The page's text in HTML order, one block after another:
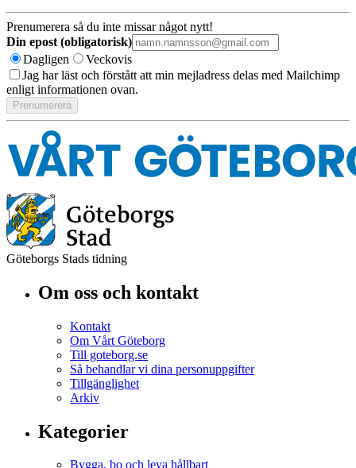
Prenumerera så du inte missar något nytt!
Din epost (obligatorisk)
Dagligen
Veckovis
Jag har läst och förstått att min mejladress delas med Mailchimp
enligt informationen ovan.
Göteborgs Stads tidning
Om oss och kontakt
Kontakt
Om Vårt Göteborg
Till goteborg.se
Så behandlar vi dina personuppgifter
Tillgänglighet
Arkiv
Kategorier
Bygga, bo och leva hållbart